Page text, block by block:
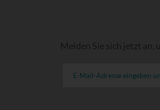
Melden Sie sich jetzt an,